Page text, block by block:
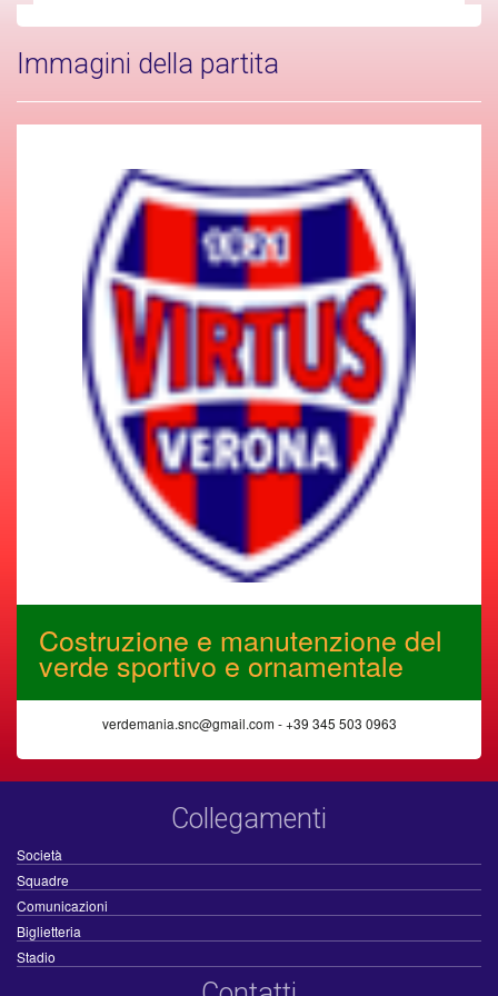
Immagini della partita
Costruzione e manutenzione del
verde sportivo e ornamentale
verdemania.snc@gmail.com - +39 345 503 0963
Collegamenti
Società
Squadre
Comunicazioni
Biglietteria
Stadio